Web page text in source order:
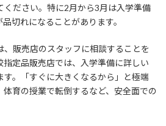
ください。特に2月から3月は入学準備
切れになることがあります。
、販売店のスタッフに相談することを
指定品販売店では、入学準備に詳しい
す。「すぐに大きくなるから」と極端
体育の授業で転倒するなど、安全面での